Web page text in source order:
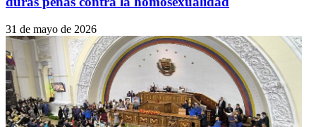
31 de mayo de 2026